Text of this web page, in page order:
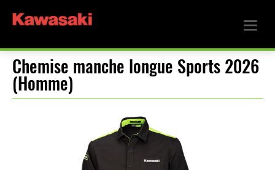
Chemise manche longue Sports 2026
(Homme)